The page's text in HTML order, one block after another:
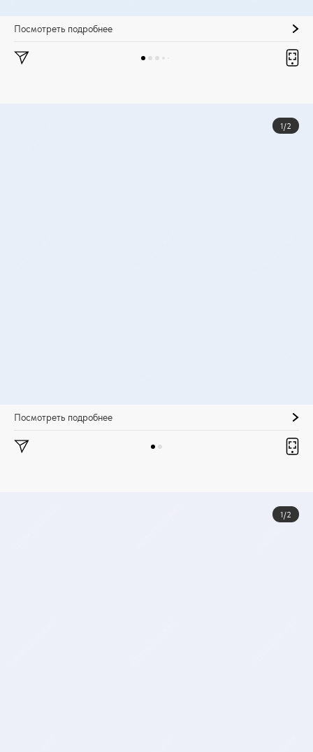
Посмотреть подробнее
1/2
Посмотреть подробнее
1/2